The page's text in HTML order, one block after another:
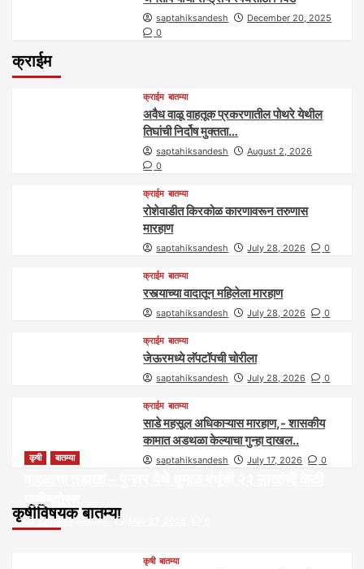
saptahiksandesh
December 20, 2025
0
क्राईम
क्राईम बातम्या
अवैध वाळू वाहतूक प्रकरणातील पोथरे येथील
तिघांची निर्दोष मुक्तता…
saptahiksandesh
August 2, 2026
0
क्राईम बातम्या
रोशेवाडीत किरकोळ कारणावरून तरुणास
मारहाण
saptahiksandesh July 28, 2026 0
क्राईम बातम्या
रस्त्याच्या वादातून महिलेला मारहाण
saptahiksandesh July 28, 2026 0
क्राईम बातम्या
जेऊरमध्ये लॅपटॉपची चोरीला
saptahiksandesh July 28, 2026 0
क्राईम बातम्या
साडे महसूल अधिकाऱ्यास मारहाण,- शासकीय
कामात अडथळा केल्याचा गुन्हा दाखल..
saptahiksandesh July 17, 2026 0
कृषीविषयक बातम्या
कृषी बातम्या
saptahiksandesh
कृषी बातम्या